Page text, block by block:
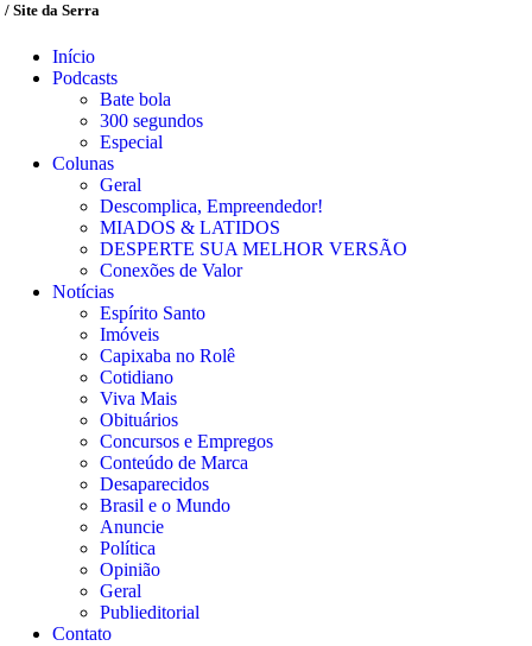
/ Site da Serra
Início
Podcasts
Bate bola
300 segundos
Especial
Colunas
Geral
Descomplica, Empreendedor!
MIADOS & LATIDOS
DESPERTE SUA MELHOR VERSÃO
Conexões de Valor
Notícias
Espírito Santo
Imóveis
Capixaba no Rolê
Cotidiano
Viva Mais
Obituários
Concursos e Empregos
Conteúdo de Marca
Desaparecidos
Brasil e o Mundo
Anuncie
Política
Opinião
Geral
Publieditorial
Contato